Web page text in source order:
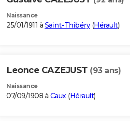
Naissance
25/01/1911 à Saint-Thibéry(Hérault)
Leonce CAZEJUST (93 ans)
Naissance
07/09/1908 à Caux(Hérault)